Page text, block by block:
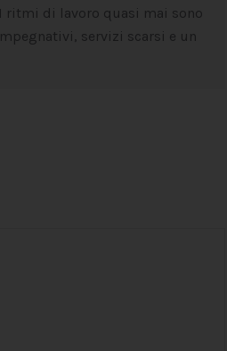
ritmi di lavoro quasi mai sono
servizi scarsi e un